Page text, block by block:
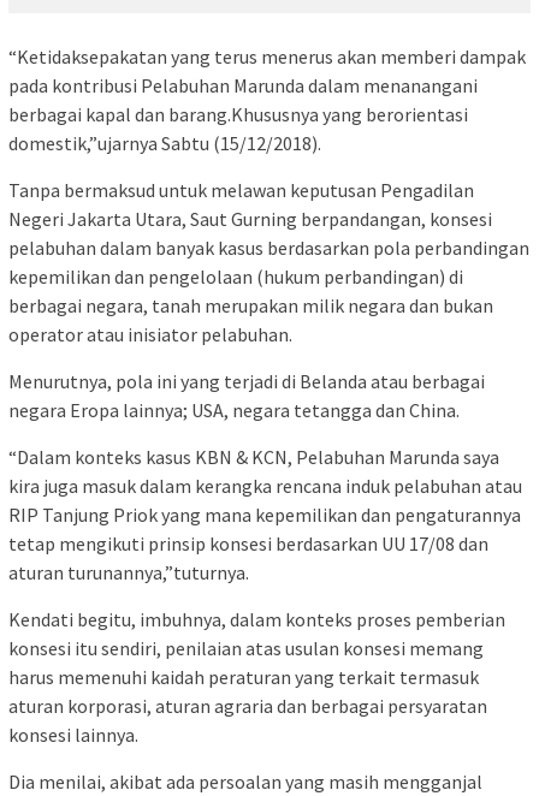
“Ketidaksepakatan yang terus menerus akan memberi dampak
pada kontribusi Pelabuhan Marunda dalam menanangani
berbagai kapal dan barang.Khususnya yang berorientasi
domestik,”ujarnya Sabtu (15/12/2018).
Tanpa bermaksud untuk melawan keputusan Pengadilan
Negeri Jakarta Utara, Saut Gurning berpandangan, konsesi
pelabuhan dalam banyak kasus berdasarkan pola perbandingan
kepemilikan dan pengelolaan (hukum perbandingan) di
berbagai negara, tanah merupakan milik negara dan bukan
operator atau inisiator pelabuhan.
Menurutnya, pola ini yang terjadi di Belanda atau berbagai
negara Eropa lainnya; USA, negara tetangga dan China.
“Dalam konteks kasus KBN & KCN, Pelabuhan Marunda saya
kira juga masuk dalam kerangka rencana induk pelabuhan atau
RIP Tanjung Priok yang mana kepemilikan dan pengaturannya
tetap mengikuti prinsip konsesi berdasarkan UU 17/08 dan
aturan turunannya,”tuturnya.
Kendati begitu, imbuhnya, dalam konteks proses pemberian
konsesi itu sendiri, penilaian atas usulan konsesi memang
harus memenuhi kaidah peraturan yang terkait termasuk
aturan korporasi, aturan agraria dan berbagai persyaratan
konsesi lainnya.
Dia menilai, akibat ada persoalan yang masih mengganjal